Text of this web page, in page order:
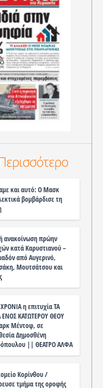
και αυτό: Ο Μασκ
βομβάρδισε τη
ανακοίνωση πρώην
κατά Καρυστιανού –
από Αυγερινό,
Μουτσάτσου και
η επιτυχία ΤΑ
ΕΝΟΣ ΚΑΤΩΤΕΡΟΥ ΘΕΟΥ
Μέντοφ, σε
Δημοσθένη
|| ΘΕΑΤΡΟ ΑΛΦΑ
Κορίνθου /
τμήμα της οροφής